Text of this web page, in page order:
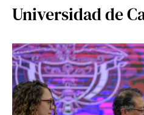
Universidad de